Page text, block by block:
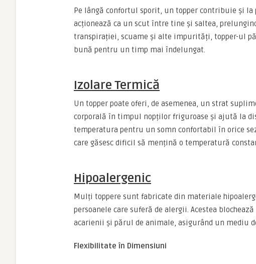
Pe lângă confortul sporit, un topper contribuie și la
acționează ca un scut între tine și saltea,
transpirației, scuame și alte impurități, topper-ul
bună pentru un timp mai îndelungat.
Izolare Termică
Un topper poate oferi, de asemenea, un strat
corporală în timpul nopților friguroase și ajută la
temperatura pentru un somn confortabil în orice
care găsesc dificil să mențină o temperatură
Hipoalergenic
Mulți toppere sunt fabricate din materiale
persoanele care suferă de alergii. Acestea
acarienii și părul de animale, asigurând un mediu
Flexibilitate în Dimensiuni